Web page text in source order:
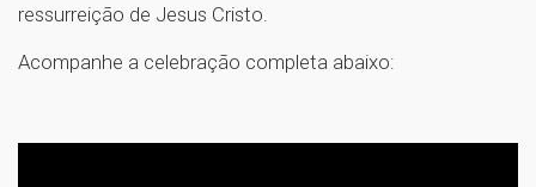
ressurreição de Jesus Cristo.
Acompanhe a celebração completa abaixo: